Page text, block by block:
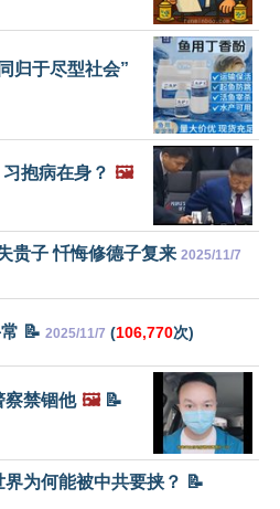
归于尽型社会”
抱病在身？ 🖼️
贵子 忏悔修德子复来 2025/11/7
📝 2025/11/7 (106,770次)
察禁锢他 🖼️📝
为何能被中共要挟？ 📝